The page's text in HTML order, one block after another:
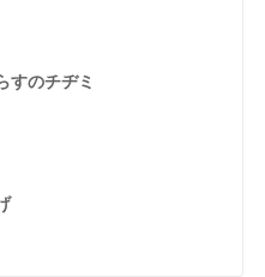
すのチヂミ